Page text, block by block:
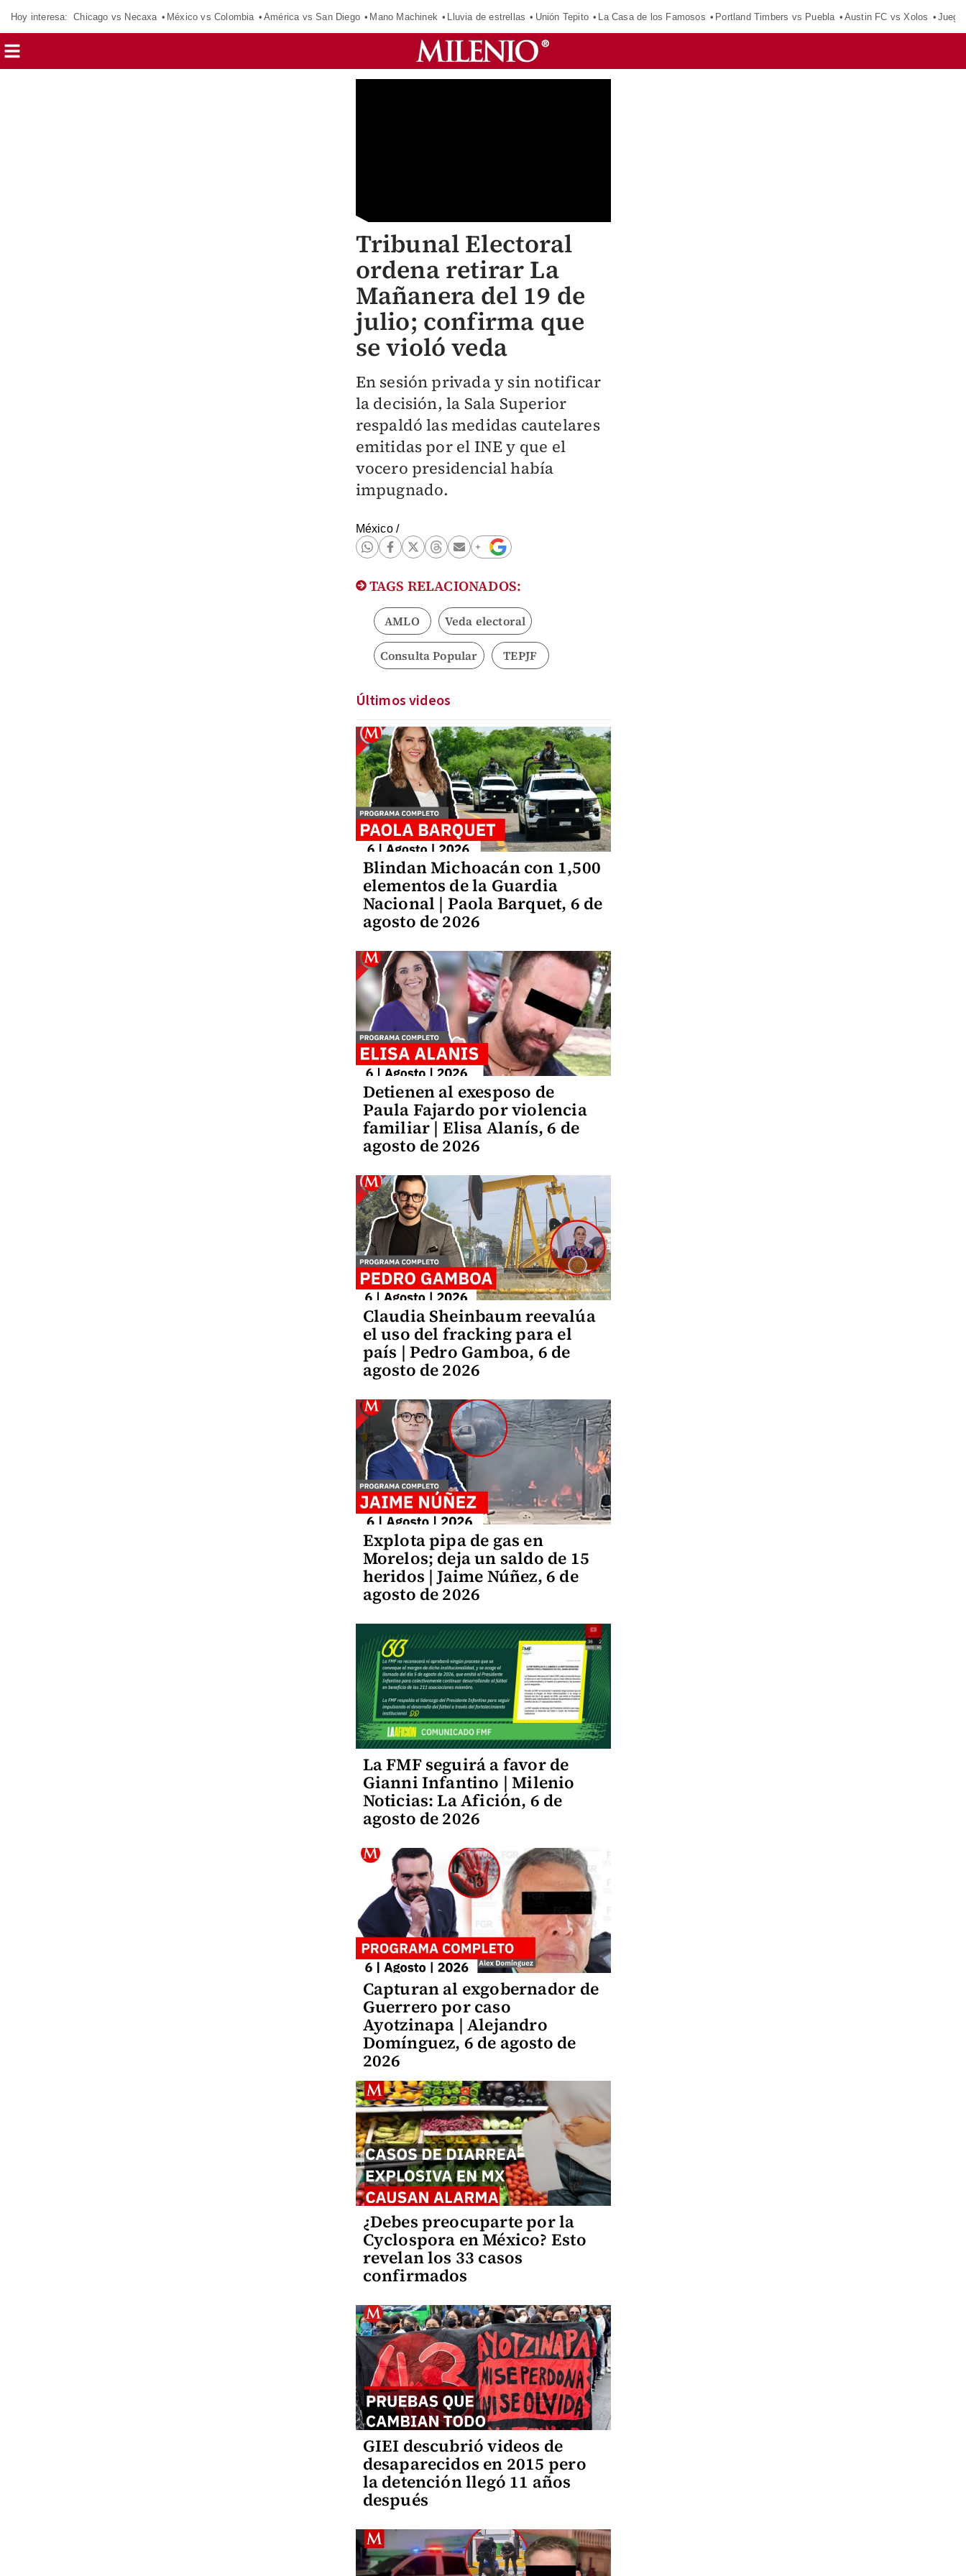
Hoy interesa: Chicago vs Necaxa México vs Colombia América vs San Diego Mano Machinek Lluvia de estrellas Unión Tepito La Casa de los Famosos Portland Timbers vs Puebla Austin FC vs Xolos
Tribunal Electoral
ordena retirar La
Mañanera del 19 de
julio; confirma que
se violó veda
En sesión privada y sin notificar
la decisión, la Sala Superior
respaldó las medidas cautelares
emitidas por el INE y que el
vocero presidencial había
impugnado.
México/
TAGS RELACIONADOS:
AMLO Veda electoral
Consulta Popular TEPJF
Últimos videos
Blindan Michoacán con 1,500
elementos de la Guardia
Nacional | Paola Barquet, 6 de
agosto de 2026
Detienen al exesposo de
Paula Fajardo por violencia
familiar | Elisa Alanís, 6 de
agosto de 2026
Claudia Sheinbaum reevalúa
el uso del fracking para el
país | Pedro Gamboa, 6 de
agosto de 2026
Explota pipa de gas en
Morelos; deja un saldo de 15
heridos | Jaime Núñez, 6 de
agosto de 2026
La FMF seguirá a favor de
Gianni Infantino | Milenio
Noticias: La Afición, 6 de
agosto de 2026
Capturan al exgobernador de
Guerrero por caso
Ayotzinapa | Alejandro
Domínguez, 6 de agosto de
2026
¿Debes preocuparte por la
Cyclospora en México? Esto
revelan los 33 casos
confirmados
GIEI descubrió videos de
desaparecidos en 2015 pero
la detención llegó 11 años
después